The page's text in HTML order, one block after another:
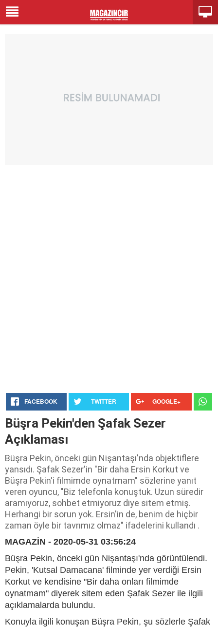
FACEBOOK TWITTER GOOGLE+
Büşra Pekin'den Şafak Sezer
Açıklaması
Büşra Pekin, önceki gün Nişantaşı'nda objektiflere
yansıdı. Şafak Sezer'in "Bir daha Ersin Korkut ve
Büşra Pekin'i filmimde oynatmam" sözlerine yanıt
veren oyuncu, "Biz telefonla konuştuk. Uzun süredir
aramıyoruz, sohbet etmiyoruz diye sitem etmiş.
Herhangi bir sorun yok. Ersin'in de, benim de hiçbir
zaman öyle bir tavrımız olmaz" ifadelerini kullandı .
MAGAZİN - 2020-05-31 03:56:24
Büşra Pekin, önceki gün Nişantaşı'nda görüntülendi.
Pekin, 'Kutsal Damacana' filminde yer verdiği Ersin
Korkut ve kendisine "Bir daha onları filmimde
oynatmam" diyerek sitem eden Şafak Sezer ile ilgili
açıklamalarda bulundu.
Konuyla ilgili konuşan Büşra Pekin, şu sözlerle Şafak